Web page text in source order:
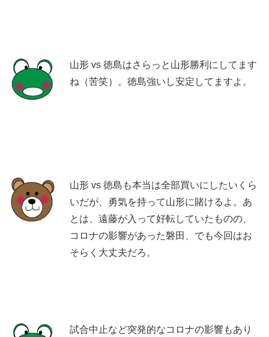
山形 vs 徳島はさらっと山形勝利にしてます
ね（苦笑）。徳島強いし安定してますよ。
山形 vs 徳島も本当は全部買いにしたいくら
いだが、勇気を持って山形に賭けるよ。あ
とは、遠藤が入って好転していたものの、
コロナの影響があった磐田、でも今回はお
そらく大丈夫だろ。
試合中止など突発的なコロナの影響もあり